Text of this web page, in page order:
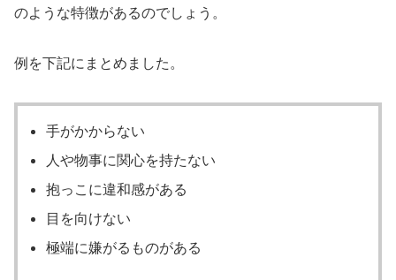
のような特徴があるのでしょう。
例を下記にまとめました。
手がかからない
人や物事に関心を持たない
抱っこに違和感がある
目を向けない
極端に嫌がるものがある